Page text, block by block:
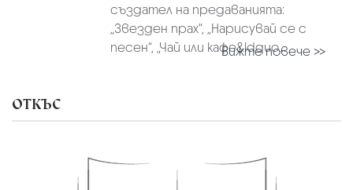
създател на предаванията:
„Звезден прах“, „Нарисувай се с
песен“, „Чай или кафе&ldquo...
Вижте повече >>
ОТКЪС